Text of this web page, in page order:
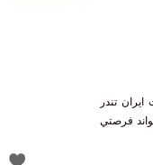
تندر
فرصتي